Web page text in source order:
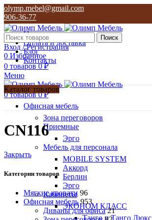
olymp.mebel@gmail.com
906-36-77
О нас
Оплата и доставка
Блог
Контакты
Поиск
Вход / Регистрация
0 Избранное
0 товаров 0₽
Меню
0товаров 0₽
Каталог товаров
Офисная мебель
Зона переговоров
Приемные
Эрго
Мебель для персонала
MOBILE SYSTEM
Аккорд
Берлин
Эрго
Кабинеты
ЭКОНОМ КЛАСС
Танго и Танго Люкс
CN116
Закрыть
Категории товаров
Мягкие кровати 96
Офисная мебель 953
Диваны для офиса 21